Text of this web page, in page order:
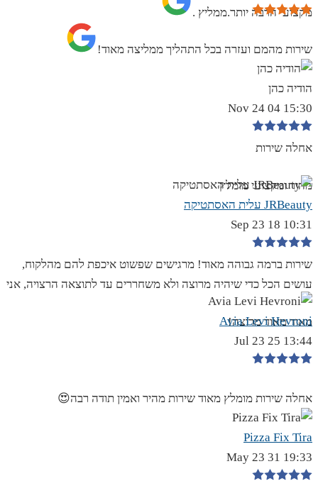
מקצועי הרבה יותר.ממליץ .
שירות מהמם ועזרה בכל התהליך ממליצה מאוד!
הודיה כהן
15:30 04 Nov 24
אחלה שירות
מהיר ומקצועי מומלץ
JRBeauty עלית האסתטיקה
10:31 18 Sep 23
שירות ברמה גבוהה מאוד! מרגישים שפשוט איכפת להם מהלקוח,
עושים הכל כדי שיהיה מרוצה ולא משחררים עד לתוצאה הרצויה, אני
מאוד מאוד מרוצה!
Avia Levi Hevroni
13:44 25 Jul 23
אחלה שירות מומלץ מאוד שירות מהיר ואמין תודה רבה😍
Pizza Fix Tira
19:33 31 May 23